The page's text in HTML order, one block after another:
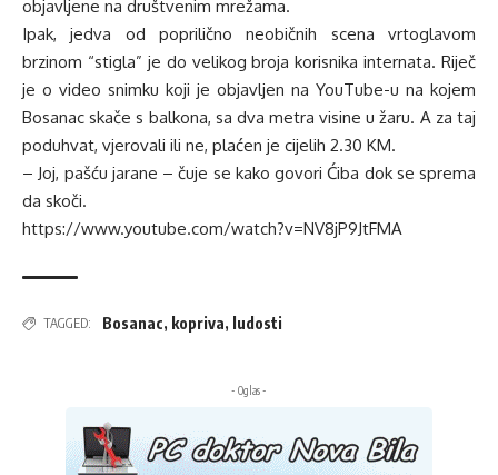
objavljene na društvenim mrežama.
Ipak, jedva od poprilično neobičnih scena vrtoglavom
brzinom “stigla” je do velikog broja korisnika internata. Riječ
je o video snimku koji je objavljen na YouTube-u na kojem
Bosanac skače s balkona, sa dva metra visine u žaru. A za taj
poduhvat, vjerovali ili ne, plaćen je cijelih 2.30 KM.
– Joj, pašću jarane – čuje se kako govori Ćiba dok se sprema
da skoči.
https://www.youtube.com/watch?v=NV8jP9JtFMA
TAGGED: Bosanac, kopriva, ludosti
- Oglas -